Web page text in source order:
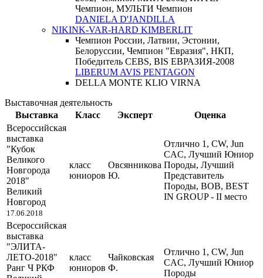
Чемпион, МУЛЬТИ Чемпион
DANIELA D'JANDILLA
NIKINK-VAR-HARD KIMBERLIT
Чемпион России, Латвии, Эстонии,
Белоруссии, Чемпион "Евразия", НКП,
Победитель CEBS, BIS ЕВРАЗИЯ-2008
LIBERUM AVIS PENTAGON
DELLA MONTE KLIO VIRNA
Выставочная деятельность
Выставка
Класс Эксперт
Оценка
Всероссийская
выставка
"Кубок
Великого
Новгорода
2018"
Великий
Новгород
17.06.2018
класс
юниоров
Овсянникова
Ю.
Отлично 1, CW, Jun
CAC, Лучший Юниор
Породы, Лучший
Представитель
Породы, ВОВ, BEST
IN GROUP - II место
Всероссийская
выставка
"ЭЛИТА-
ЛЕТО-2018"
Ранг Ч РКФ
класс
юниоров
Чайковская
Ф.
Отлично 1, CW, Jun
CAC, Лучший Юниор
Породы